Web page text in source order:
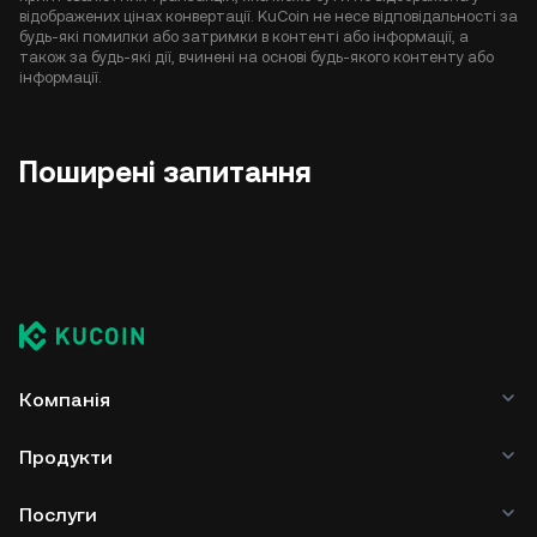
відображених цінах конвертації. KuCoin не несе відповідальності за
будь-які помилки або затримки в контенті або інформації, а
також за будь-які дії, вчинені на основі будь-якого контенту або
інформації.
Поширені запитання
Компанія
Продукти
Послуги